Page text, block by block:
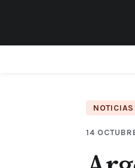
NOTICIAS
14